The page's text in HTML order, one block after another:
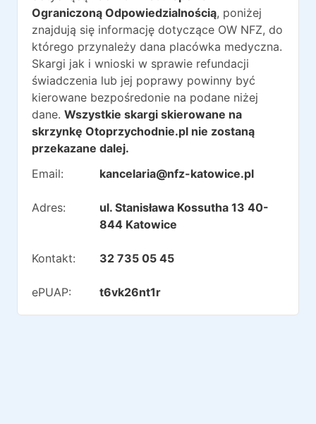
Ograniczoną Odpowiedzialnością, poniżej
znajdują się informację dotyczące OW NFZ, do
którego przynależy dana placówka medyczna.
Skargi jak i wnioski w sprawie refundacji
świadczenia lub jej poprawy powinny być
kierowane bezpośredonie na podane niżej
dane. Wszystkie skargi skierowane na
skrzynkę Otoprzychodnie.pl nie zostaną
przekazane dalej.
Email:
kancelaria@nfz-katowice.pl
Adres:
ul. Stanisława Kossutha 13 40-
844 Katowice
Kontakt: 32 735 05 45
ePUAP: t6vk26nt1r